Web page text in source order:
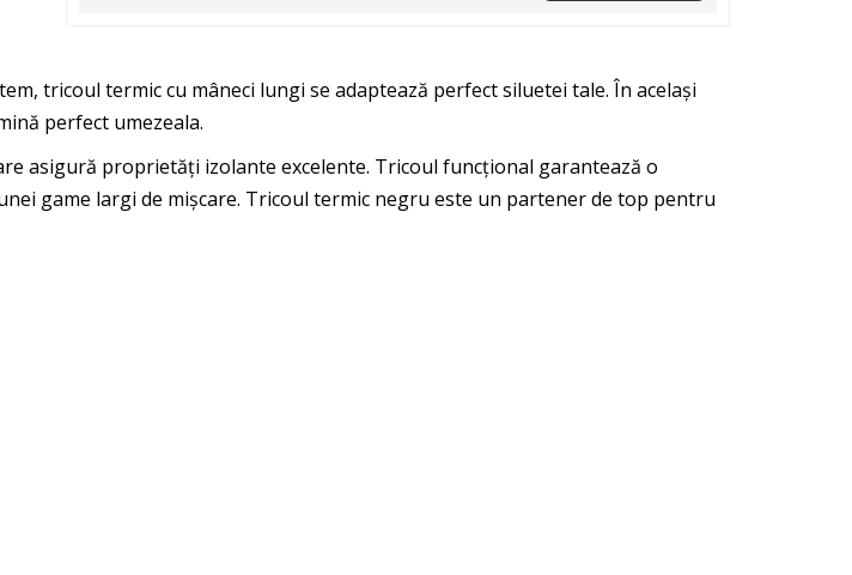
tricoul termic cu mâneci lungi se adaptează perfect siluetei tale. În același
perfect umezeala.
asigură proprietăți izolante excelente. Tricoul funcțional garantează o
game largi de mișcare. Tricoul termic negru este un partener de top pentru